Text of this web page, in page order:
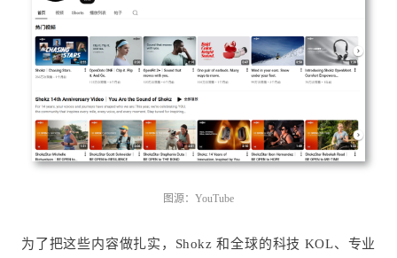
图源：YouTube
为了把这些内容做扎实，Shokz 和全球的科技 KOL、专业